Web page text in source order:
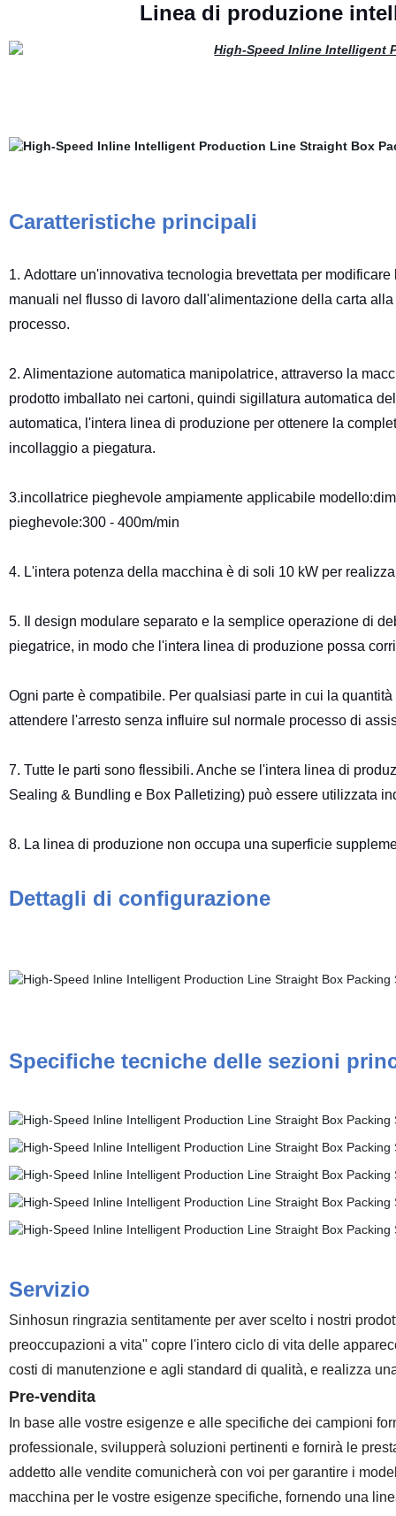
Linea di produzione
Caratteristiche principali
1. Adottare un'innovativa tecnologia brevettata per
manuali nel flusso di lavoro dall'alimentazione della carta
processo.
2. Alimentazione automatica manipolatrice, attraverso la
prodotto imballato nei cartoni, quindi sigillatura automatica
automatica, l'intera linea di produzione per ottenere la
incollaggio a piegatura.
3.incollatrice pieghevole ampiamente applicabile
pieghevole:300 - 400m/min
4. L'intera potenza della macchina è di soli 10 kW per
5. Il design modulare separato e la semplice operazione di
piegatrice, in modo che l'intera linea di produzione possa
Ogni parte è compatibile. Per qualsiasi parte in cui la
attendere l'arresto senza influire sul normale processo di
7. Tutte le parti sono flessibili. Anche se l'intera linea di
Sealing & Bundling e Box Palletizing) può essere utilizzata
8. La linea di produzione non occupa una superficie
Dettagli di configurazione
Specifiche tecniche delle sezioni
Servizio
Sinhosun ringrazia sentitamente per aver scelto i nostri
preoccupazioni a vita" copre l'intero ciclo di vita delle
costi di manutenzione e agli standard di qualità, e realizza
Pre-vendita
In base alle vostre esigenze e alle specifiche dei campioni
professionale, svilupperà soluzioni pertinenti e fornirà le
addetto alle vendite comunicherà con voi per garantire i
macchina per le vostre esigenze specifiche, fornendo una